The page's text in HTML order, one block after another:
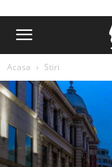
Acasa Stiri